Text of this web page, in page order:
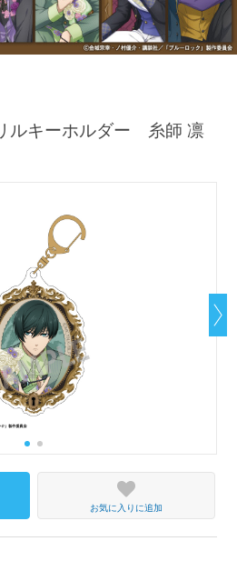
ルキーホルダー 糸師 凛
お気に入りに追加